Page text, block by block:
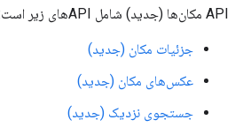
API مکان‌ها (جدید) شامل APIهای زیر است:
جزئیات مکان (جدید)
عکس‌های مکان (جدید)
جستجوی نزدیک (جدید)